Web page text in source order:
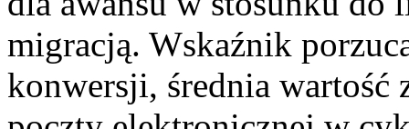
migracją. Wskaźnik
konwersji, średnia wartość